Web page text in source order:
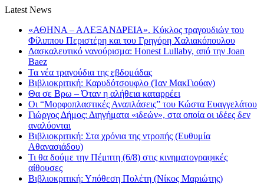
Latest News
«ΑΘΗΝΑ – ΑΛΕΞΑΝΔΡΕΙΑ». Κύκλος τραγουδιών του
Φίλιππου Περιστέρη και του Γρηγόρη Χαλιακόπουλου
Δασκαλευτικό νανούρισμα: Honest Lullaby, από την Joan
Baez
Τα νέα τραγούδια της εβδομάδας
Βιβλιοκριτική: Καρυδότσουφλο (Ίαν ΜακΓιούαν)
Θα σε Βρω – Όταν η αλήθεια καταρρέει
Οι “Μορφοπλαστικές Αναπλάσεις” του Κώστα Ευαγγελάτου
Γιώργος Δήμος: Διηγήματα «ιδεών», στα οποία οι ιδέες δεν
αναλύονται
Βιβλιοκριτική: Στα χρόνια της ντροπής (Ευθυμία
Αθανασιάδου)
Τι θα δούμε την Πέμπτη (6/8) στις κινηματογραφικές
αίθουσες
Βιβλιοκριτική: Υπόθεση Πολέτη (Νίκος Μαριώτης)